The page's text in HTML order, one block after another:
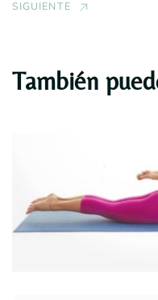
SIGUIENTE
También